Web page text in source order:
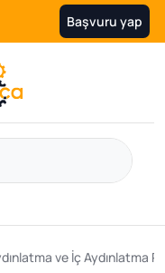
Başvuru yap
ve İç Aydınlatma